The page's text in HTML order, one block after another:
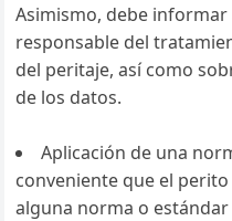
Asimismo, debe
responsable del
del peritaje, así como
de los datos.
Aplicación de una
conveniente que el
alguna norma o